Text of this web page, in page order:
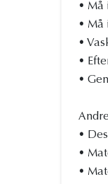
• Må
• Må
•
•
•
•
•
•